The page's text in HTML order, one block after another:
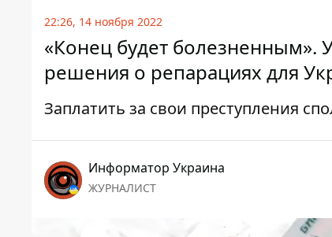
22:26, 14 ноября 2022
«Конец будет болезненным».
решения о репарациях для
Заплатить за свои преступления
Информатор Украина
ЖУРНАЛИСТ